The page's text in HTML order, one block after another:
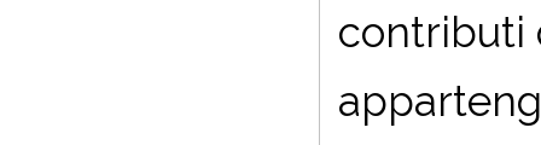
contributi